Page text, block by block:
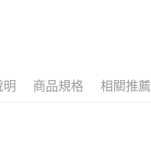
明 商品規格 相關推薦